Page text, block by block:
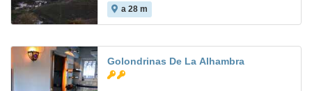
a 28 m
Golondrinas De La Alhambra